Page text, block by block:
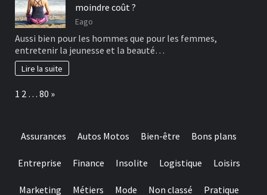
moindre coût ?
Eago
Aussi bien pour les hommes que pour les femmes,
entretenir la jeunesse et la beauté…
Lire la suite
Page:
1 2 … 80 Next
»
Assurances Autos Motos Bien-être Bons plans
Entreprise Finance Insolite Logistique Loisirs
Marketing Métiers Mode Non classé Pratique